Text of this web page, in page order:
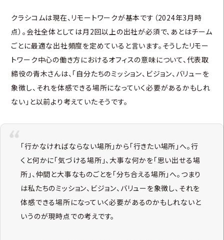
クラシコムは現在、リモートワークが基本です（2024年3月時
点）。会社全体としては月2回以上の出社が必須で、あとはチーム
ごとに最適な出社頻度を定めていると言います。そうしたリモー
トワーク中心の働き方におけるオフィスの意味について、代表取
締役の青木さんは、「自分たちのミッション、ビジョン、バリューを
象徴し、それを体感できる場所になっていく必要があるかもしれ
ない」と以前より考えていたそうです。
「行かなければならない場所」から「行きたい場所」へ。行
くと何かに「気づける場所」、大事な何かを「思い出せる場
所」、仲間と大事なものごとを「分ち合える場所」へ。つまり
は私たちのミッション、ビジョン、バリューを象徴し、それを
体感できる場所になっていく必要があるのかもしれないと
いうのが現時点での考えです。